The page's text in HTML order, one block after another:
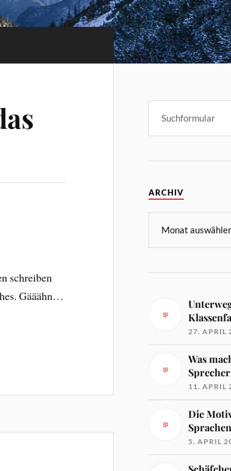
schreiben
Gääähn…
ARCHIV
27. APRIL
Was
11. APRIL
Die
5. APRIL